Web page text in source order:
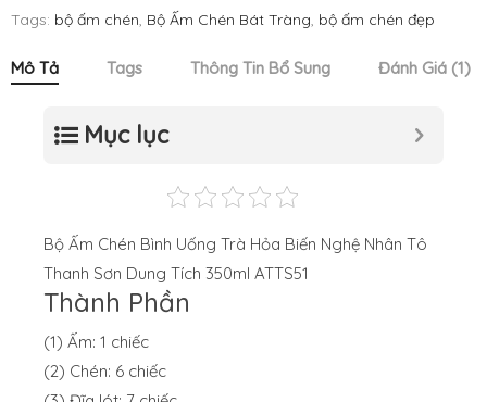
Tags: bộ ấm chén, Bộ Ấm Chén Bát Tràng, bộ ấm chén đẹp
Mô Tả Tags Thông Tin Bổ Sung Đánh Giá (1)
Mục lục
Bộ Ấm Chén Bình Uống Trà Hỏa Biến Nghệ Nhân Tô
Thanh Sơn Dung Tích 350ml ATTS51
Thành Phần
(1) Ấm: 1 chiếc
(2) Chén: 6 chiếc